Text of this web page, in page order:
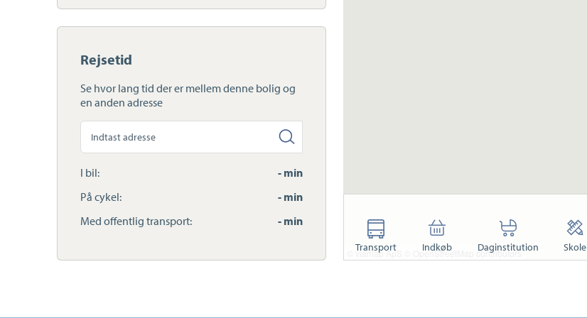
Rejsetid
Se hvor lang tid der er mellem denne bolig og
en anden adresse
anden
adresse
I bil:
- min
På cykel:
- min
Med offentlig transport:
- min
© viamap ApS © OpenStreetMap contributors
Transport Indkøb Daginstitution Skole